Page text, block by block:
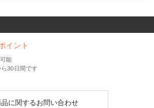
イント
能
30日間です
に関するお問い合わせ